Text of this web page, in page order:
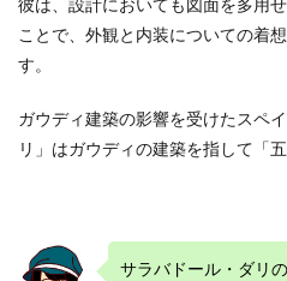
彼は、設計においても図面を多用
ことで、外観と内装についての着
す。
ガウディ建築の影響を受けたスペ
リ」はガウディの建築を指して「
サラバドール・ダリ